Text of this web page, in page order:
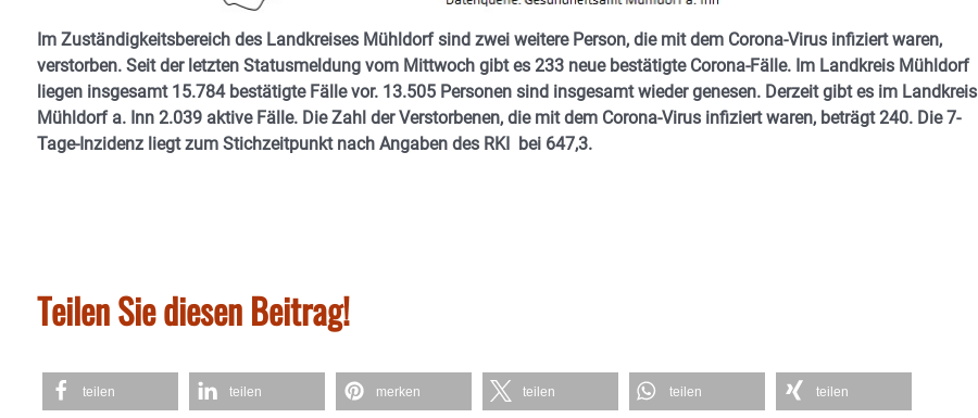
Im Zuständigkeitsbereich des Landkreises Mühldorf sind zwei weitere Person, die mit dem Corona-Virus infiziert waren,
verstorben. Seit der letzten Statusmeldung vom Mittwoch gibt es 233 neue bestätigte Corona-Fälle. Im Landkreis Mühldorf
liegen insgesamt 15.784 bestätigte Fälle vor. 13.505 Personen sind insgesamt wieder genesen. Derzeit gibt es im Landkreis
Mühldorf a. Inn 2.039 aktive Fälle. Die Zahl der Verstorbenen, die mit dem Corona-Virus infiziert waren, beträgt 240. Die 7-
Tage-Inzidenz liegt zum Stichzeitpunkt nach Angaben des RKI bei 647,3.
Teilen Sie diesen Beitrag!
teilen teilen merken teilen teilen teilen